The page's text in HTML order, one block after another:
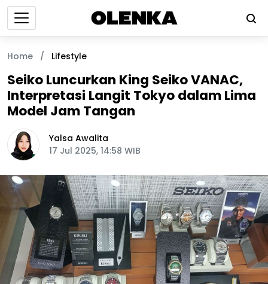
Home / Lifestyle
Seiko Luncurkan King Seiko VANAC,
Interpretasi Langit Tokyo dalam Lima
Model Jam Tangan
Yalsa Awalita
17 Jul 2025, 14:58 WIB